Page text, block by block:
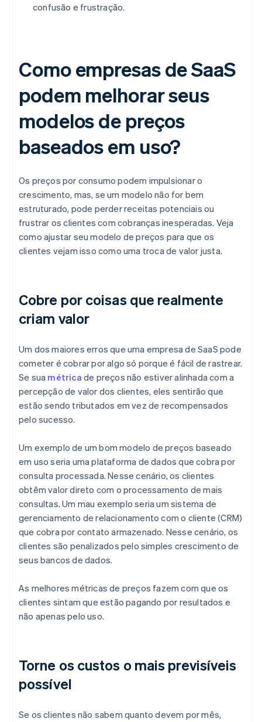
confusão e frustração.
Como empresas de SaaS
podem melhorar seus
modelos de preços
baseados em uso?
Os preços por consumo podem impulsionar o
crescimento, mas, se um modelo não for bem
estruturado, pode perder receitas potenciais ou
frustrar os clientes com cobranças inesperadas. Veja
como ajustar seu modelo de preços para que os
clientes vejam isso como uma troca de valor justa.
Cobre por coisas que realmente
criam valor
Um dos maiores erros que uma empresa de SaaS pode
cometer é cobrar por algo só porque é fácil de rastrear.
Se sua métrica de preços não estiver alinhada com a
percepção de valor dos clientes, eles sentirão que
estão sendo tributados em vez de recompensados
pelo sucesso.
Um exemplo de um bom modelo de preços baseado
em uso seria uma plataforma de dados que cobra por
consulta processada. Nesse cenário, os clientes
obtêm valor direto com o processamento de mais
consultas. Um mau exemplo seria um sistema de
gerenciamento de relacionamento com o cliente (CRM)
que cobra por contato armazenado. Nesse cenário, os
clientes são penalizados pelo simples crescimento de
seus bancos de dados.
As melhores métricas de preços fazem com que os
clientes sintam que estão pagando por resultados e
não apenas pelo uso.
Torne os custos o mais previsíveis
possível
Se os clientes não sabem quanto devem por mês,